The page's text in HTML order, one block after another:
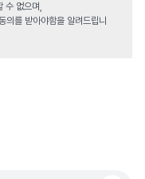
수 없으며,
의를 받아야함을 알려드립니